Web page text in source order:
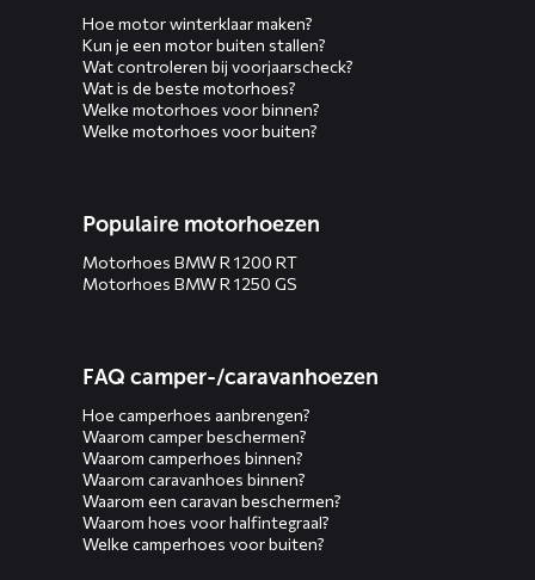
Hoe motor winterklaar maken?
Kun je een motor buiten stallen?
Wat controleren bij voorjaarscheck?
Wat is de beste motorhoes?
Welke motorhoes voor binnen?
Welke motorhoes voor buiten?
Populaire motorhoezen
Motorhoes BMW R 1200 RT
Motorhoes BMW R 1250 GS
FAQ camper-/caravanhoezen
Hoe camperhoes aanbrengen?
Waarom camper beschermen?
Waarom camperhoes binnen?
Waarom caravanhoes binnen?
Waarom een caravan beschermen?
Waarom hoes voor halfintegraal?
Welke camperhoes voor buiten?